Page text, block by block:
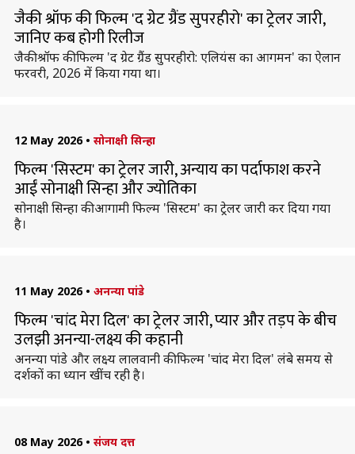
जैकी श्रॉफ की फिल्म 'द ग्रेट ग्रैंड सुपरहीरो' का ट्रेलर जारी,
जानिए कब होगी रिलीज
जैकी श्रॉफ की फिल्म 'द ग्रेट ग्रैंड सुपरहीरो: एलियंस का आगमन' का ऐलान
फरवरी, 2026 में किया गया था।
12 May 2026 • सोनाक्षी सिन्हा
फिल्म 'सिस्टम' का ट्रेलर जारी, अन्याय का पर्दाफाश करने
आईं सोनाक्षी सिन्हा और ज्योतिका
सोनाक्षी सिन्हा की आगामी फिल्म 'सिस्टम' का ट्रेलर जारी कर दिया गया
है।
11 May 2026 • अनन्या पांडे
फिल्म 'चांद मेरा दिल' का ट्रेलर जारी, प्यार और तड़प के बीच
उलझी अनन्या-लक्ष्य की कहानी
अनन्या पांडे और लक्ष्य लालवानी की फिल्म 'चांद मेरा दिल' लंबे समय से
दर्शकों का ध्यान खींच रही है।
08 May 2026 • संजय दत्त